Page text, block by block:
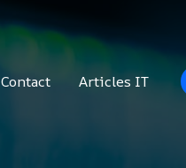
Contact Articles IT